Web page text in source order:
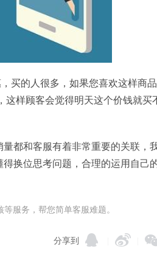
买的人很多，如果您喜欢这样商
这样顾客会觉得明天这个价钱就买
都和客服有着非常重要的关联，
换位思考问题，合理的运用自己
服务，帮您简单客服难题。
分享到